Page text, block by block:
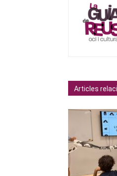
Articles